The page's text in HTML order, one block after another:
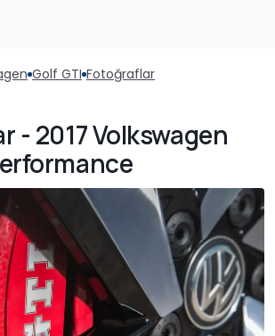
Golf GTI Fotoğraflar
- 2017 Volkswagen